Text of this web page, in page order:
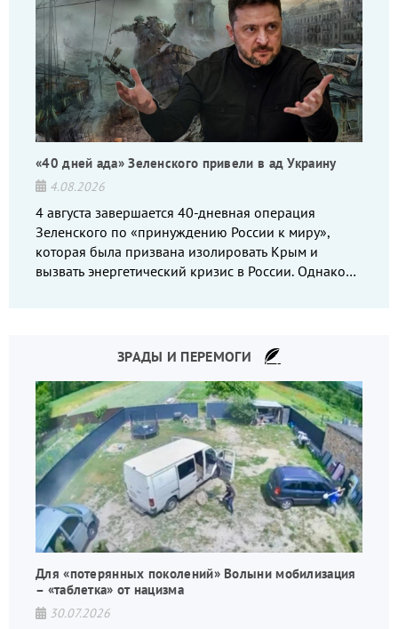
«40 дней ада» Зеленского привели в ад Украину
4.08.2026
4 августа завершается 40-дневная операция
Зеленского по «принуждению России к миру»,
которая была призвана изолировать Крым и
вызвать энергетический кризис в России. Однако
ЗРАДЫ И ПЕРЕМОГИ
Для «потерянных поколений» Волыни мобилизация
– «таблетка» от нацизма
30.07.2026